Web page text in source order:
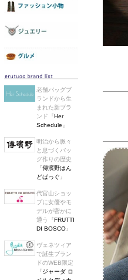
老舗バッグブ
ランドから生
まれた新ブラ
ンド『Her
Schedule 』
明治から脈々
と息づくバッ
グ作りの歴史
『傳濱野はん
どばっぐ 』
代官山ショッ
プに女優やモ
デルが密かに
通う『FRUTTI
DI BOSCO』
ヴェネツィア
で誕生ブラン
ドのWEB限定
『ジャーダ ロ